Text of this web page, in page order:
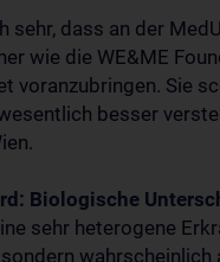
sehr, dass an der
wie die WE&ME
voranzubringen. Sie
besser
Biologische
sehr heterogene